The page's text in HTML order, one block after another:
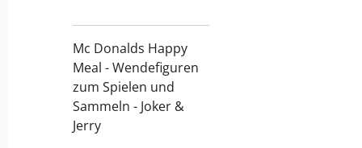
Mc Donalds Happy
Meal - Wendefiguren
zum Spielen und
Sammeln - Joker &
Jerry